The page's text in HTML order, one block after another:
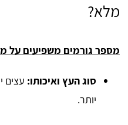
מלא?
מספר גורמים משפיעים על
סוג העץ ואיכותו: עצים
יותר.